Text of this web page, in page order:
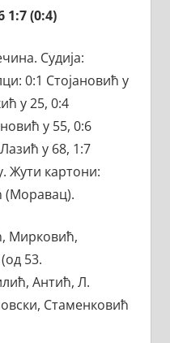
(0:4)
Судија:
0:1 Стојановић у
у 25, 0:4
у 55, 0:6
у 68, 1:7
Жути картони:
(Моравац).
Мирковић,
53.
Антић, Л.
Стаменковић